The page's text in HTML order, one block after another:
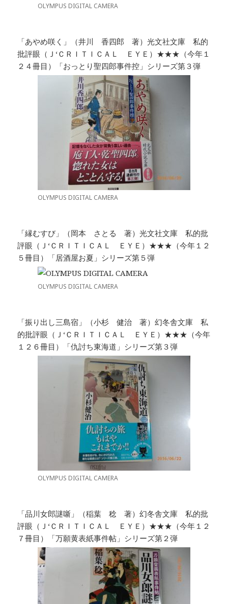
OLYMPUS DIGITAL CAMERA
「あやめ咲く」（井川 香四郎 著）光文社文庫 私的
批評眼（Ｊ‘ＣＲＩＴＩＣＡＬ ＥＹＥ）★★★（今年１
２４冊目）「おっとり聖四郎事件控」シリーズ第３弾
OLYMPUS DIGITAL CAMERA
「縁むすび」（岡本 さとる 著）光文社文庫 私的批
評眼（Ｊ‘ＣＲＩＴＩＣＡＬ ＥＹＥ）★★★（今年１２
５冊目）「居酒屋お夏」シリーズ第５弾
OLYMPUS DIGITAL CAMERA
「振り出し三島宿」（小杉 健治 著）幻冬舎文庫 私
的批評眼（Ｊ‘ＣＲＩＴＩＣＡＬ ＥＹＥ）★★★（今年
１２６冊目）「仇討ち東海道」シリーズ第３弾
OLYMPUS DIGITAL CAMERA
「品川女郎謎噺」（稲葉 稔 著）幻冬舎文庫 私的批
評眼（Ｊ‘ＣＲＩＴＩＣＡＬ ＥＹＥ）★★★（今年１２
７冊目）「万願黄表紙事件帖」シリーズ第２弾